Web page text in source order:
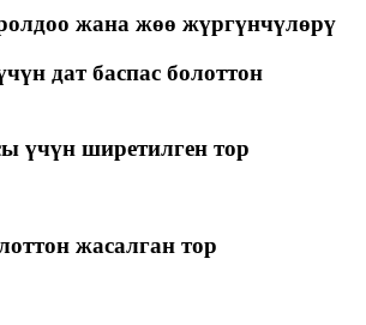
жана жөө жүргүнчүлөрү
дат баспас болоттон
үчүн ширетилген тор
жасалган тор